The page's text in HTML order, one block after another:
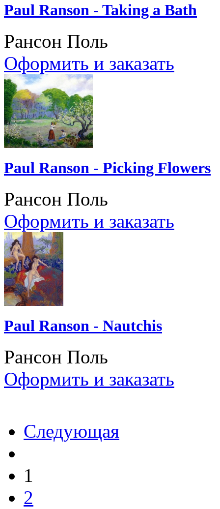
Paul Ranson - Taking a Bath
Рансон Поль
Оформить и заказать
Paul Ranson - Picking Flowers
Рансон Поль
Оформить и заказать
Paul Ranson - Nautchis
Рансон Поль
Оформить и заказать
Следующая
1
2